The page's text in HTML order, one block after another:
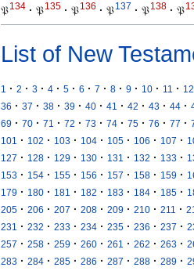
𝔓134 · 𝔓135 · 𝔓136 · 𝔓137 · 𝔓138 · 𝔓
List of New
1 · 2 · 3 · 4 · 5 · 6 · 7 · 8 · 9 · 10 · 11 · 12
36 · 37 · 38 · 39 · 40 · 41 · 42 · 43 · 44 ·
69 · 70 · 71 · 72 · 73 · 74 · 75 · 76 · 77 ·
101
· 102 · 103 · 104 · 105 · 106 · 107 ·
127 · 128 · 129 · 130 · 131 · 132 · 133 ·
153 · 154 · 155 · 156 · 157 · 158 · 159 ·
179 · 180 · 181 · 182 · 183 · 184 · 185 ·
205 · 206 · 207 · 208 · 209 · 210 · 211 ·
231
· 232 · 233 · 234 · 235 · 236 · 237 ·
257 · 258 · 259 · 260 · 261 · 262 · 263 ·
283 · 284 · 285 · 286 · 287 · 288 · 289 ·